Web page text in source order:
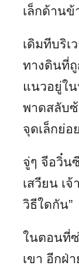
เล็กด้านข้
เดิมทีบริเ
ทางดินที่
แนวอยู่ใ
พาดสลับ
จุดเล็กย่อย
จู่ๆ จีอวิ๋น
เสวียน เ
วิธีใดกัน”
ในตอนที่ซ่
เขา อีกฝ่